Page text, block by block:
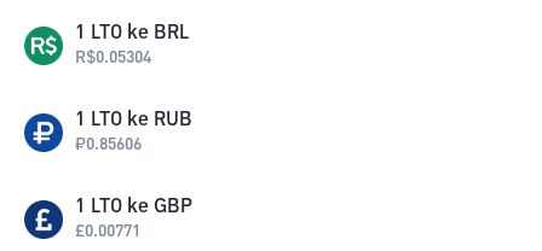
1 LTO ke BRL
R$0.05304
1 LTO ke RUB
₽0.85606
1 LTO ke GBP
£0.00771